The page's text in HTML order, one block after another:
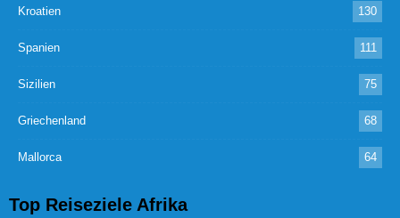
Kroatien 130
Spanien 111
Sizilien 75
Griechenland 68
Mallorca 64
Top Reiseziele Afrika